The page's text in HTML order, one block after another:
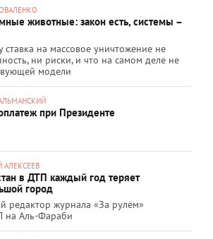
животные: закон есть, системы –
ставка на массовое уничтожение не
ни риски, и что на самом деле не
модели
при Президенте
АЛЕКСЕЕВ
в ДТП каждый год теряет
город
редактор журнала «За рулём»
на Аль-Фараби